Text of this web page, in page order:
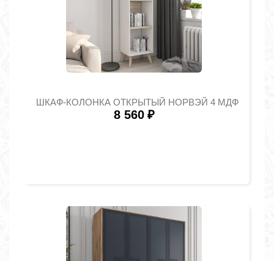
ШКАФ-КОЛОНКА ОТКРЫТЫЙ НОРВЭЙ 4 МДФ
8 560 ₽